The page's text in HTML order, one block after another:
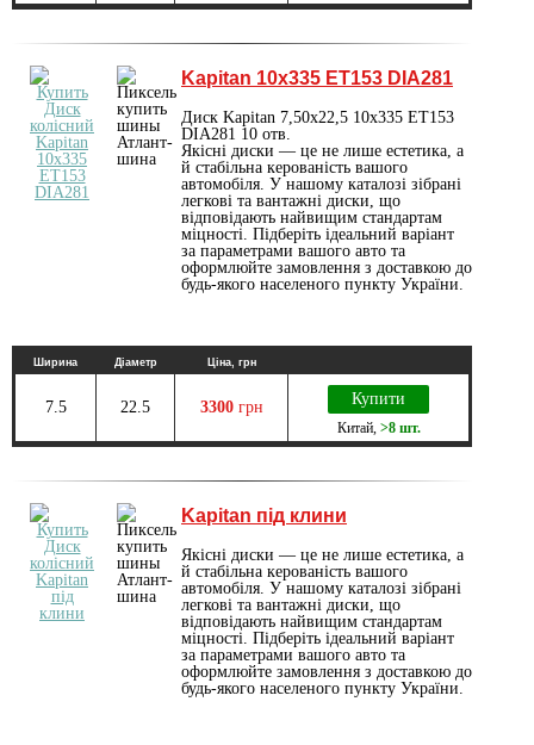
Kapitan 10х335 ET153 DIA281
Диск Kapitan 7,50х22,5 10х335 ET153
DIA281 10 отв.
Якісні диски — це не лише естетика, а
й стабільна керованість вашого
автомобіля. У нашому каталозі зібрані
легкові та вантажні диски, що
відповідають найвищим стандартам
міцності. Підберіть ідеальний варіант
за параметрами вашого авто та
оформлюйте замовлення з доставкою до
будь-якого населеного пункту України.
Ширина Діаметр Ціна, грн
7.5 22.5 3300 грн Купити
Китай, >8 шт.
Kapitan під клини
Якісні диски — це не лише естетика, а
й стабільна керованість вашого
автомобіля. У нашому каталозі зібрані
легкові та вантажні диски, що
відповідають найвищим стандартам
міцності. Підберіть ідеальний варіант
за параметрами вашого авто та
оформлюйте замовлення з доставкою до
будь-якого населеного пункту України.